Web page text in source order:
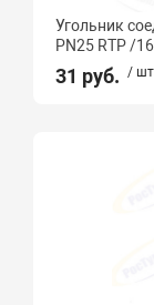
Угольник
PN25 RTP /
31 руб. /